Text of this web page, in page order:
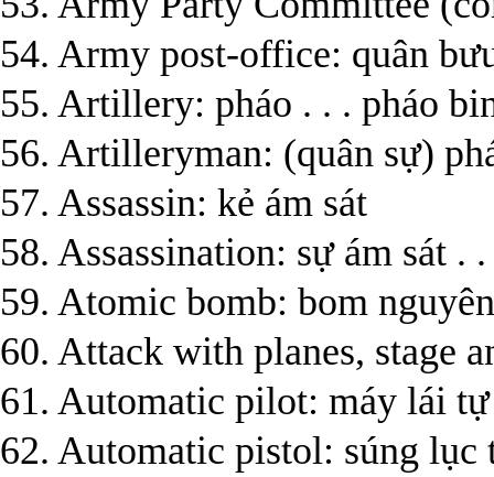
54. Army post-office: quân
55. Artillery: pháo . . . pháo
56. Artilleryman: (quân sự)
57. Assassin: kẻ ám sát
58. Assassination: sự ám sát .
59. Atomic bomb: bom
60. Attack with planes, stage
61. Automatic pilot: máy lái
62. Automatic pistol: súng lục